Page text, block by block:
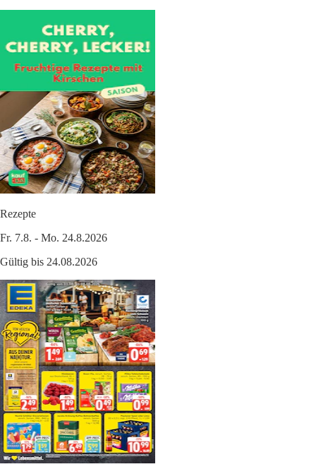
Rezepte
Fr. 7.8. - Mo. 24.8.2026
Gültig bis 24.08.2026